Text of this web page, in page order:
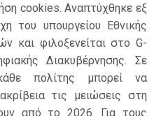
cookies. Αναπτύχθηκε εξ
του υπουργείου Εθνικής
και φιλοξενείται στο G-
Διακυβέρνησης. Σε
πολίτης μπορεί να
τις μειώσεις στη
από το 2026. Για τους